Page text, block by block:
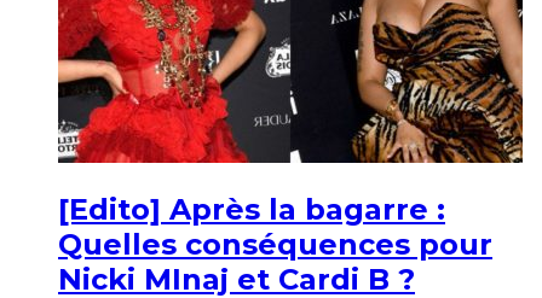
[Edito] Après la bagarre :
Quelles conséquences pour
Nicki MInaj et Cardi B ?